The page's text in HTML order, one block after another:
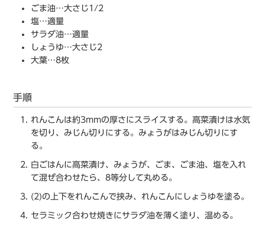
ごま油…大さじ1/2
塩…適量
サラダ油…適量
しょうゆ…大さじ2
大葉…8枚
手順
れんこんは約3mmの厚さにスライスする。高菜漬けは水気
を切り、みじん切りにする。みょうがはみじん切りにす
る。
白ごはんに高菜漬け、みょうが、ごま、ごま油、塩を入れ
て混ぜ合わせたら、8等分して丸める。
(2)の上下をれんこんで挟み、れんこんにしょうゆを塗る。
セラミック合わせ焼きにサラダ油を薄く塗り、温める。